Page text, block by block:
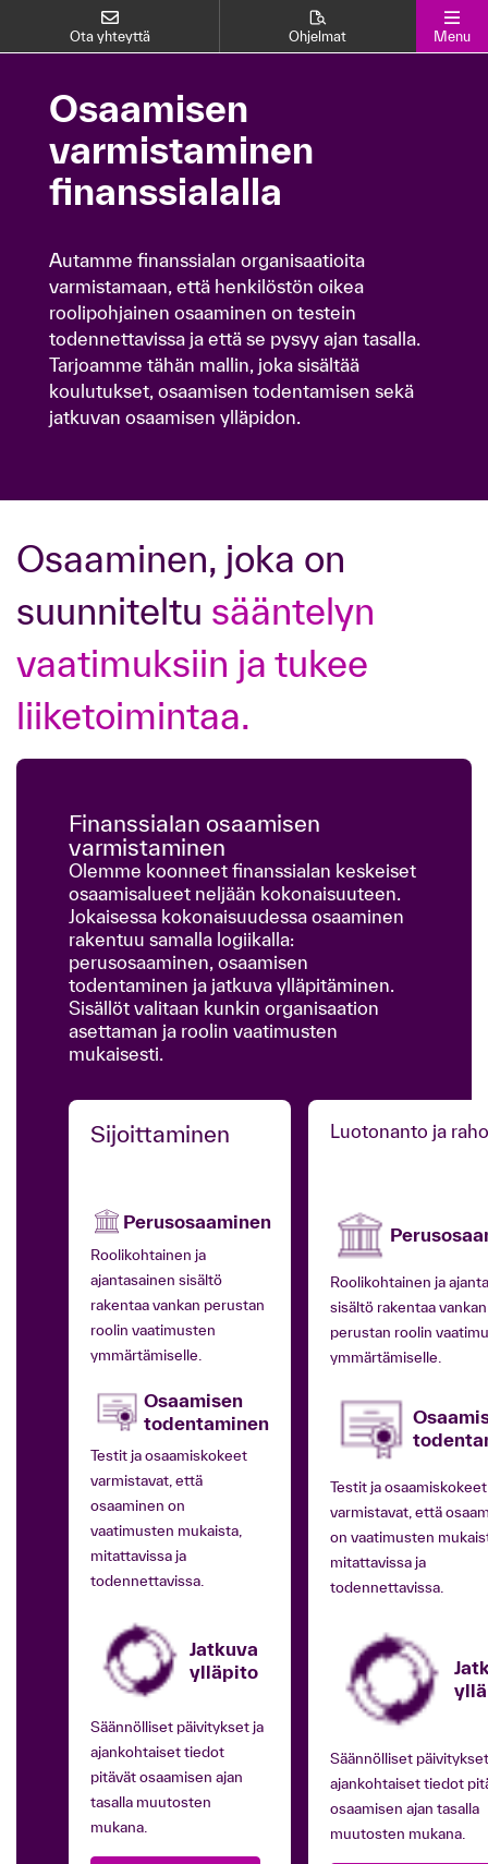
Ota yhteyttä Ohjelmat Menu
varmistaminen
finanssialalla
Autamme finanssialan organisaatioita
varmistamaan, että henkilöstön oikea
roolipohjainen osaaminen on testein
todennettavissa ja että se pysyy ajan tasalla.
Tarjoamme tähän mallin, joka sisältää
koulutukset, osaamisen todentamisen sekä
jatkuvan osaamisen ylläpidon.
Osaamisen
varmistaminen
finanssialalla
Autamme finanssialan organisaatioita
varmistamaan, että henkilöstön oikea
roolipohjainen osaaminen on testein
todennettavissa ja että se pysyy ajan tasalla.
Tarjoamme tähän mallin, joka sisältää
koulutukset, osaamisen todentamisen sekä
jatkuvan osaamisen ylläpidon.
Osaaminen, joka on
suunniteltu sääntelyn
vaatimuksiin ja tukee
liiketoimintaa.
Finanssialan osaamisen
varmistaminen
Olemme koonneet finanssialan keskeiset
osaamisalueet neljään kokonaisuuteen.
Jokaisessa kokonaisuudessa osaaminen
rakentuu samalla logiikalla:
perusosaaminen, osaamisen
todentaminen ja jatkuva ylläpitäminen.
Sisällöt valitaan kunkin organisaation
asettaman ja roolin vaatimusten
mukaisesti.
Sijoittaminen
Perusosaaminen
Roolikohtainen ja
ajantasainen sisältö
rakentaa vankan perustan
roolin vaatimusten
ymmärtämiselle.
Osaamisen
todentaminen
Testit ja osaamiskokeet
varmistavat, että
osaaminen on
vaatimusten mukaista,
mitattavissa ja
todennettavissa.
Jatkuva
ylläpito
Säännölliset päivitykset ja
ajankohtaiset tiedot
pitävät osaamisen ajan
tasalla muutosten
mukana.
Luotonanto ja
Roolikohtainen ja
sisältö rakentaa vankan
perustan roolin
ymmärtämiselle.
Testit ja osaamiskokeet
varmistavat, että
on vaatimusten
mitattavissa ja
todennettavissa.
Säännölliset
ajankohtaiset tiedot
osaamisen ajan tasalla
muutosten mukana.